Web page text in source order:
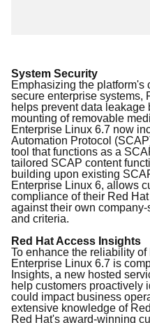
System Security
Emphasizing the platform's
secure enterprise systems,
helps prevent data leakage
mounting of removable
Enterprise Linux 6.7 now
Automation Protocol
tool that functions as a
tailored SCAP content
building upon existing
Enterprise Linux 6, allows
compliance of their Red
against their own
and criteria.
Red Hat Access Insights
To enhance the reliability
Enterprise Linux 6.7 is
Insights, a new hosted
help customers proactively
could impactbusiness
extensive knowledge of
Red Hat's award-winning